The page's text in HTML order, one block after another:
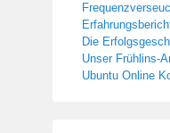
Die
Unser Frühlins-
Ubuntu Online